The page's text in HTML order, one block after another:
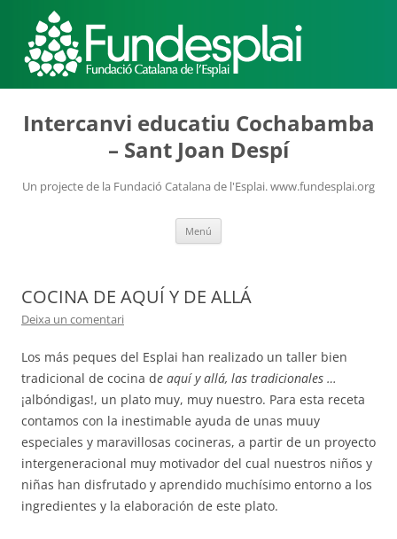
Intercanvi educatiu Cochabamba
– Sant Joan Despí
Un projecte de la Fundació Catalana de l'Esplai. www.fundesplai.org
Menú
COCINA DE AQUÍ Y DE ALLÁ
Deixa un comentari
Los más peques del Esplai han realizado un taller bien
tradicional de cocina de aquí y allá, las tradicionales …
¡albóndigas!, un plato muy, muy nuestro. Para esta receta
contamos con la inestimable ayuda de unas muuy
especiales y maravillosas cocineras, a partir de un proyecto
intergeneracional muy motivador del cual nuestros niños y
niñas han disfrutado y aprendido muchísimo entorno a los
ingredientes y la elaboración de este plato.
MÓN ESCOLAR
ALBERG CENTRE ESPLAI
FORMACIÓ
CASES DE COLÒNIES
ACCIÓ SOCIAL I JOVES